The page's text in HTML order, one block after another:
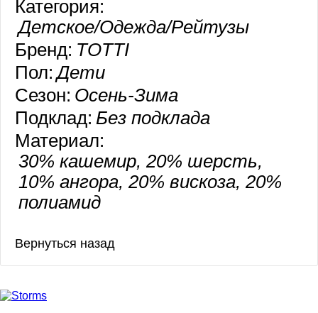
Категория:
Детское/Одежда/Рейтузы
Бренд: TOTTI
Пол: Дети
Сезон: Осень-Зима
Подклад: Без подклада
Материал:
30% кашемир, 20% шерсть,
10% ангора, 20% вискоза, 20%
полиамид